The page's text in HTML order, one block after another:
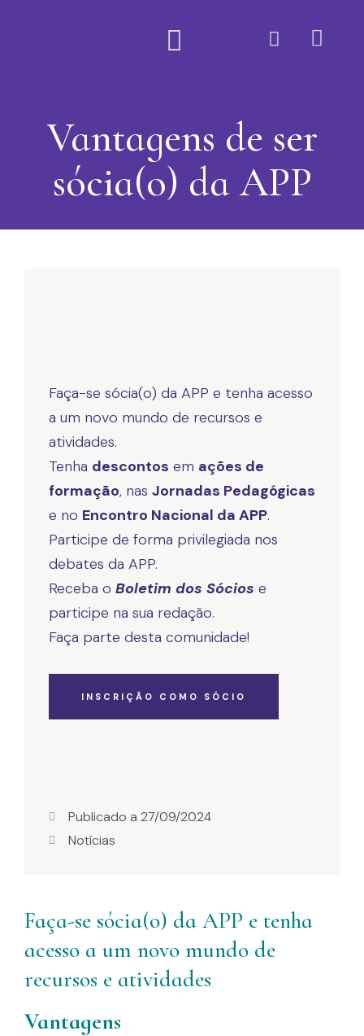
Vantagens de ser
sócia(o) da APP
Faça-se sócia(o) da APP e tenha acesso
a um novo mundo de recursos e
atividades.
Tenha descontos em ações de
formação, nas Jornadas Pedagógicas
e no Encontro Nacional da APP.
Participe de forma privilegiada nos
debates da APP.
Receba o Boletim dos Sócios e
participe na sua redação.
Faça parte desta comunidade!
INSCRIÇÃO COMO SÓCIO
Publicado a 27/09/2024
Notícias
Faça-se sócia(o) da APP e tenha
acesso a um novo mundo de
recursos e atividades
Vantagens